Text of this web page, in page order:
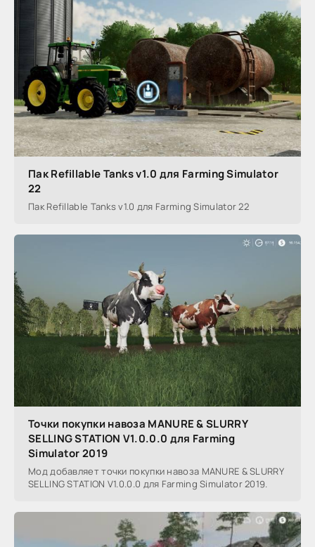
Пак Refillable Tanks v1.0 для Farming Simulator
22
Пак Refillable Tanks v1.0 для Farming Simulator 22
Точки покупки навоза MANURE & SLURRY
SELLING STATION V1.0.0.0 для Farming
Simulator 2019
Мод добавляет точки покупки навоза MANURE & SLURRY
SELLING STATION V1.0.0.0 для Farming Simulator 2019.